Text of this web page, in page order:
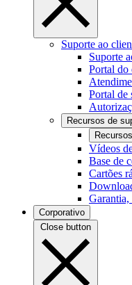
Suporte ao
Suporte
Portal do
Portal de
Recursos de
Vídeos
Base de
Cartões
Garantia,
Corporativo
Close button